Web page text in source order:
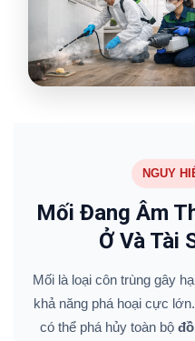
NGUY
Mối Đang Âm
Ở Và Tài
Mối là loại côn trùng gây
khả năng phá hoại cực
có thể phá hủy toàn bộ